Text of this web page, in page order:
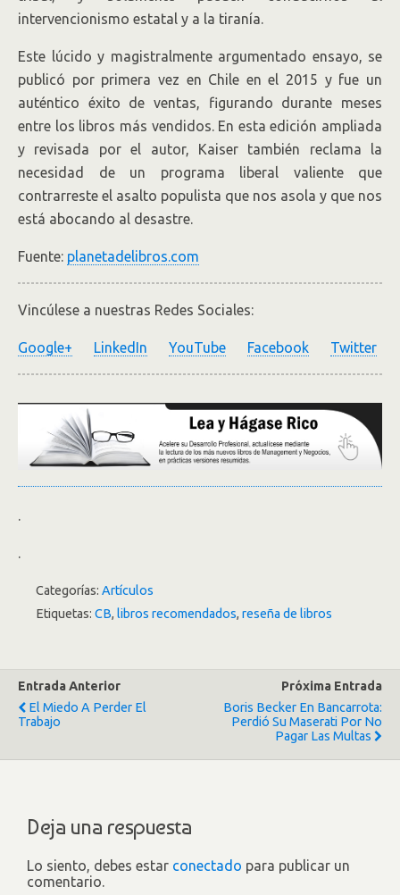
intervencionismo estatal y a la tiranía.
Este lúcido y magistralmente argumentado ensayo, se
publicó por primera vez en Chile en el 2015 y fue un
auténtico éxito de ventas, figurando durante meses
entre los libros más vendidos. En esta edición ampliada
y revisada por el autor, Kaiser también reclama la
necesidad de un programa liberal valiente que
contrarreste el asalto populista que nos asola y que nos
está abocando al desastre.
Fuente: planetadelibros.com
Vincúlese a nuestras Redes Sociales:
Google+ LinkedIn YouTube Facebook Twitter
.
.
Categorías: Artículos
Etiquetas: CB, libros recomendados, reseña de libros
Entrada Anterior
El Miedo A Perder El
Trabajo
Próxima Entrada
Boris Becker En Bancarrota:
Perdió Su Maserati Por No
Pagar Las Multas
Deja una respuesta
Lo siento, debes estar conectado para publicar un
comentario.